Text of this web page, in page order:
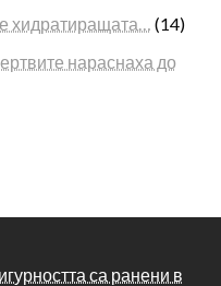
хидратиращата… (14)
нараснаха до
са ранени в